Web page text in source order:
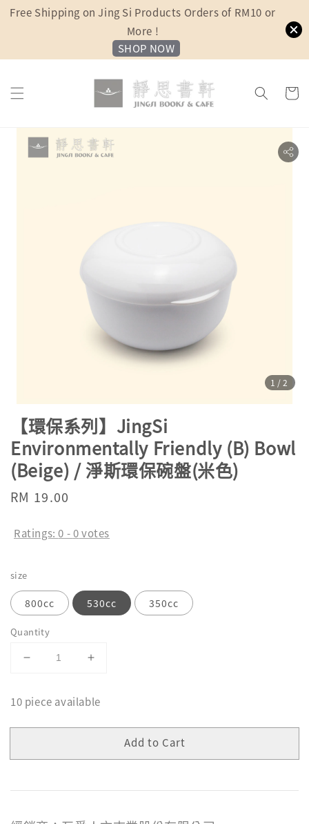
Free Shipping on Jing Si Products Orders of RM10 or
More !
SHOP NOW
1 /2
【環保系列】JingSi
Environmentally Friendly (B) Bowl
(Beige) / 淨斯環保碗盤(米色)
Regular
RM 19.00
Ratings:0 -0votes
size
800cc 530cc 350cc
Quantity
10 piece available
Add to Cart